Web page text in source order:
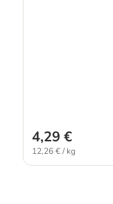
4,29 €
12,26 € / kg